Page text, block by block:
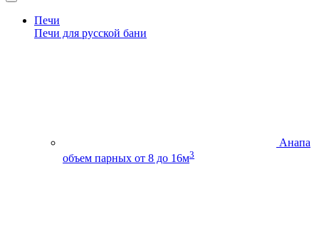
Печи
Печи для русской бани
Анапа
объем парных от 8 до 16м3